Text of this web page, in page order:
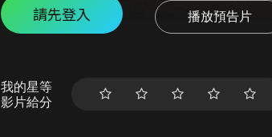
請先登入 播放預告片
我的星等
影片給分